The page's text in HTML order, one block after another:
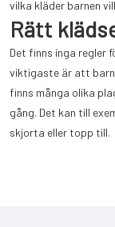
vilka kläder barnen
Rätt
Det finns inga regler
viktigaste är att
finns många olika
gång. Det kan till
skjorta eller topp till.